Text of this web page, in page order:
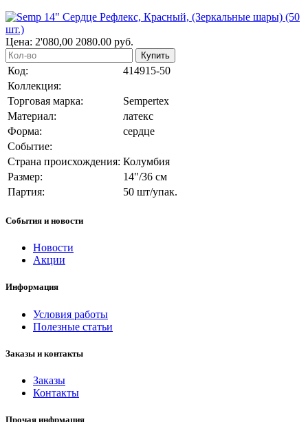
Цена: 2'080,00 2080.00 руб.
Купить
Код:
414915-50
Коллекция:
Торговая марка:
Sempertex
Материал:
латекс
Форма:
сердце
Событие:
Страна происхождения: Колумбия
Размер:
14"/36 см
Партия:
50 шт/упак.
События и новости
Новости
Акции
Информация
Условия работы
Полезные статьи
Заказы и контакты
Заказы
Контакты
Прочая инфрмация